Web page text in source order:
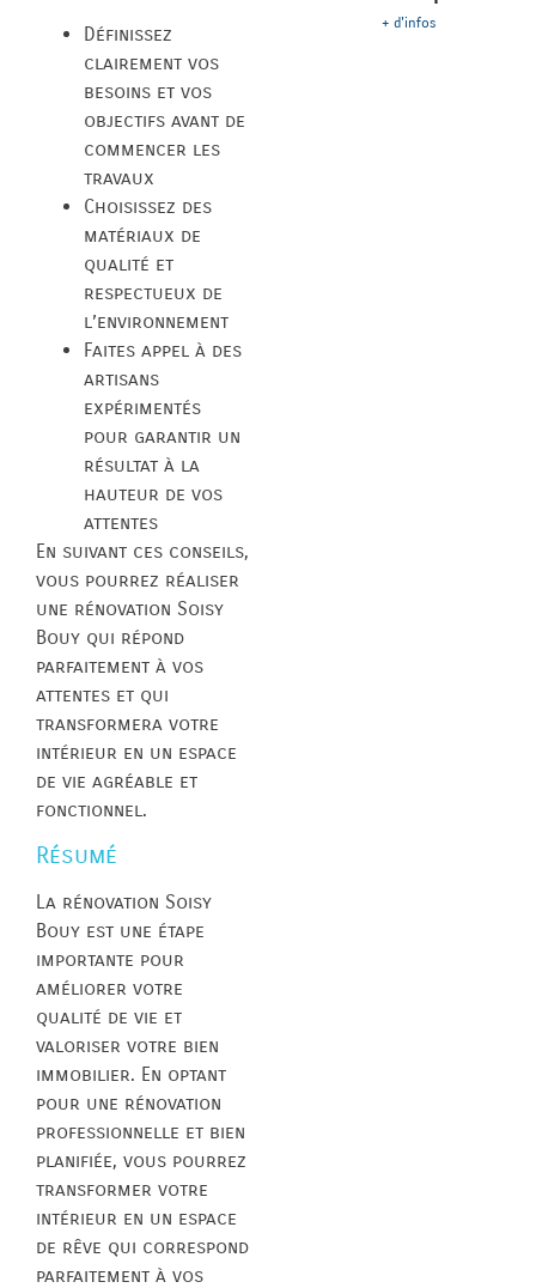
Définissez
clairement vos
besoins et vos
objectifs avant de
commencer les
travaux
Choisissez des
matériaux de
qualité et
respectueux de
l’environnement
Faites appel à des
artisans
expérimentés
pour garantir un
résultat à la
hauteur de vos
attentes
En suivant ces conseils,
vous pourrez réaliser
une rénovation Soisy
Bouy qui répond
parfaitement à vos
attentes et qui
transformera votre
intérieur en un espace
de vie agréable et
fonctionnel.
Résumé
La rénovation Soisy
Bouy est une étape
importante pour
améliorer votre
qualité de vie et
valoriser votre bien
immobilier. En optant
pour une rénovation
professionnelle et bien
planifiée, vous pourrez
transformer votre
intérieur en un espace
de rêve qui correspond
parfaitement à vos
+ d'infos